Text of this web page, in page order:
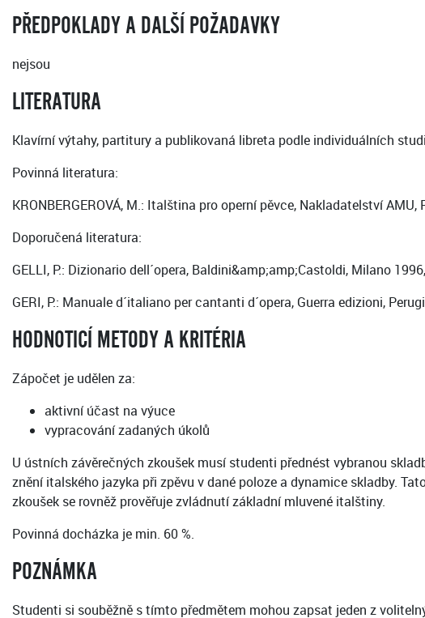
PŘEDPOKLADY A DALŠÍ POŽADAVKY
nejsou
LITERATURA
Klavírní výtahy, partitury a publikovaná libreta podle individuálních
Povinná literatura:
KRONBERGEROVÁ, M.: Italština pro operní pěvce, Nakladatelství AMU,
Doporučená literatura:
GELLI, P.: Dizionario dell´opera, Baldini&amp;amp;Castoldi, Milano
GERI, P.: Manuale d´italiano per cantanti d´opera, Guerra edizioni,
HODNOTICÍ METODY A KRITÉRIA
Zápočet je udělen za:
aktivní účast na výuce
vypracování zadaných úkolů
U ústních závěrečných zkoušek musí studenti přednést vybranou
znění italského jazyka při zpěvu v dané poloze a dynamice skladby.
zkoušek se rovněž prověřuje zvládnutí základní mluvené italštiny.
Povinná docházka je min. 60 %.
POZNÁMKA
Studenti si souběžně s tímto předmětem mohou zapsat jeden z